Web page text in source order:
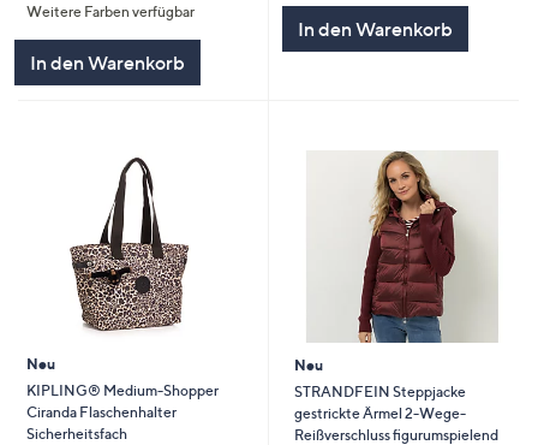
Weitere Farben verfügbar
In den Warenkorb
In den Warenkorb
Neu
KIPLING® Medium-Shopper
Ciranda Flaschenhalter
Sicherheitsfach
Neu
STRANDFEIN Steppjacke
gestrickte Ärmel 2-Wege-
Reißverschluss figurumspielend